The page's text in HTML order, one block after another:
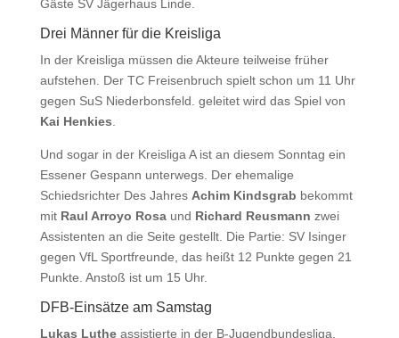
Gäste SV Jägerhaus Linde.
Drei Männer für die Kreisliga
In der Kreisliga müssen die Akteure teilweise früher
aufstehen. Der TC Freisenbruch spielt schon um 11 Uhr
gegen SuS Niederbonsfeld. geleitet wird das Spiel von
Kai Henkies.
Und sogar in der Kreisliga A ist an diesem Sonntag ein
Essener Gespann unterwegs. Der ehemalige
Schiedsrichter Des Jahres Achim Kindsgrab bekommt
mit Raul Arroyo Rosaund Richard Reusmann zwei
Assistenten an die Seite gestellt. Die Partie: SV Isinger
gegen VfL Sportfreunde, das heißt 12 Punkte gegen 21
Punkte. Anstoß ist um 15 Uhr.
DFB-Einsätze am Samstag
Lukas Lutheassistierte in der B-Jugendbundesliga.